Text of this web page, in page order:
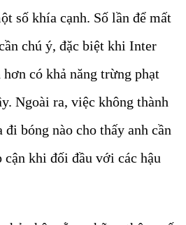
số khía cạnh. Số lần để mất
chú ý, đặc biệt khi Inter
có khả năng trừng phạt
Ngoài ra, việc không thành
bóng nào cho thấy anh cần
cận khi đối đầu với các hậu